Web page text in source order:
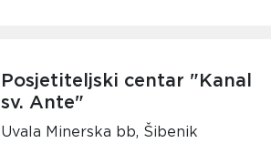
Posjetiteljski centar "Kanal
sv. Ante"
Uvala Minerska bb, Šibenik